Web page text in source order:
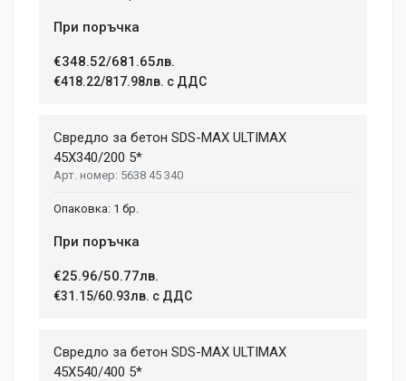
При поръчка
€348.52/681.65лв.
€418.22/817.98лв. с ДДС
Свредло за бетон SDS-MAX ULTIMAX
45X340/200 5*
5638 45 340
1 бр.
При поръчка
€25.96/50.77лв.
€31.15/60.93лв. с ДДС
Свредло за бетон SDS-MAX ULTIMAX
45X540/400 5*